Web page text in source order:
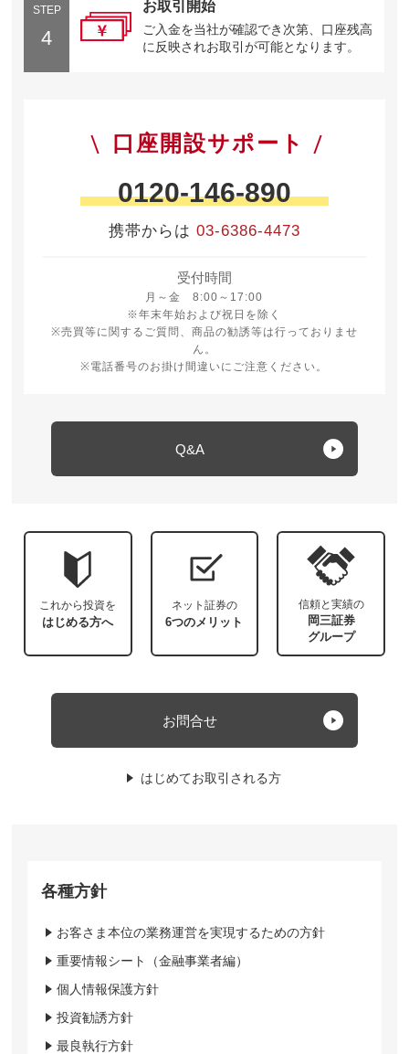
STEP
4
お取引開始
ご入金を当社が確認でき次第、口座残高
に反映されお取引が可能となります。
口座開設サポート
0120-146-890
携帯からは 03-6386-4473
受付時間
月～金 8:00～17:00
月曜日から金曜日 8時から17時
※年末年始および祝日を除く
※売買等に関するご質問、商品の勧誘等は行っておりませ
ん。
※電話番号のお掛け間違いにご注意ください。
Q&A
これから投資を
はじめる方へ
ネット証券の
6つのメリット
信頼と実績の
岡三証券
グループ
お問合せ
はじめてお取引される方
各種方針
お客さま本位の業務運営を実現するための方針
重要情報シート（金融事業者編）
個人情報保護方針
投資勧誘方針
最良執行方針